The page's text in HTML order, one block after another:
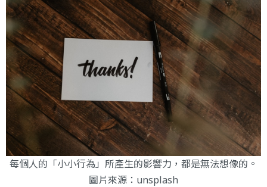
每個人的「小小行為」所產生的影響力，都是無法想像的。
圖片來源： unsplash